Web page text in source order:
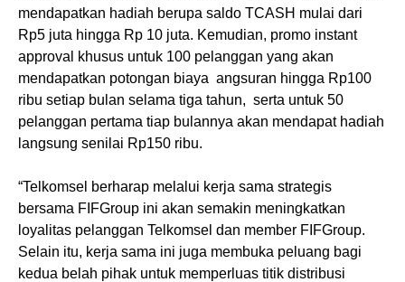
mendapatkan hadiah berupa saldo TCASH mulai dari
Rp5 juta hingga Rp 10 juta. Kemudian, promo instant
approval khusus untuk 100 pelanggan yang akan
mendapatkan potongan biaya angsuran hingga Rp100
ribu setiap bulan selama tiga tahun, serta untuk 50
pelanggan pertama tiap bulannya akan mendapat hadiah
langsung senilai Rp150 ribu.
“Telkomsel berharap melalui kerja sama strategis
bersama FIFGroup ini akan semakin meningkatkan
loyalitas pelanggan Telkomsel dan member FIFGroup.
Selain itu, kerja sama ini juga membuka peluang bagi
kedua belah pihak untuk memperluas titik distribusi